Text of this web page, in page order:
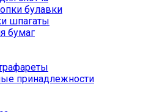
булавки
шпагаты
бумаг
принадлежности